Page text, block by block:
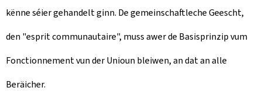
kënne séier gehandelt ginn. De gemeinschaftleche Geescht,
den "esprit communautaire", muss awer de Basisprinzip vum
Fonctionnement vun der Unioun bleiwen, an dat an alle
Beräicher.